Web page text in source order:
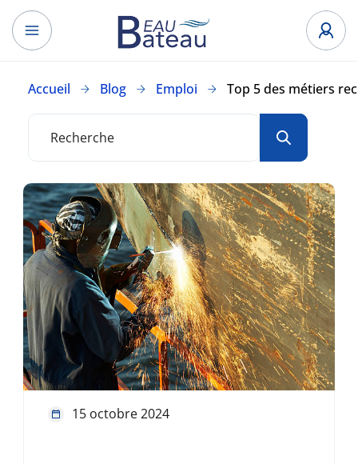
Accueil Blog Emploi Top 5 des métiers
15 octobre 2024